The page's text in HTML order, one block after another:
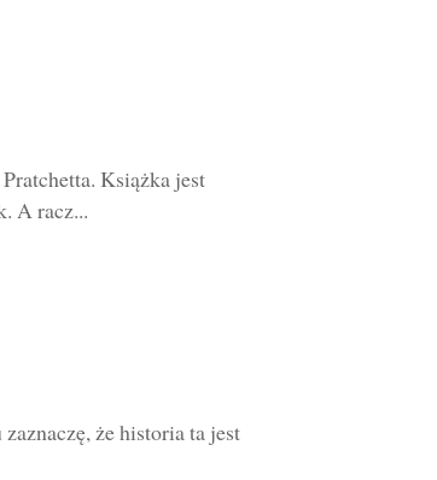
Książka jest
A racz...
że historia ta jest